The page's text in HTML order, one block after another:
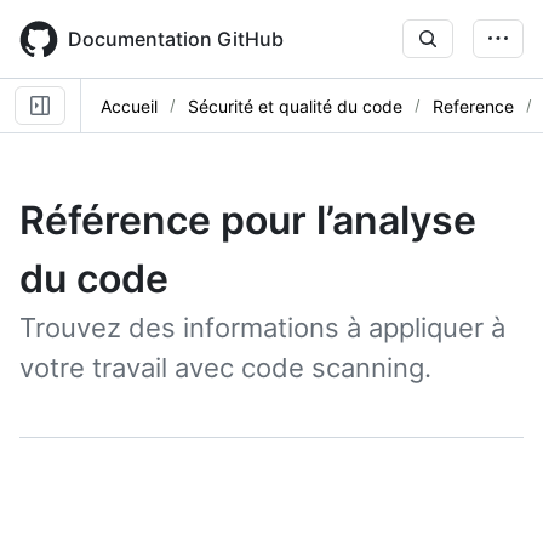
main
content
Documentation GitHub
Accueil Sécurité et qualité du code Reference
Référence pour l’analyse
du code
Trouvez des informations à appliquer à
votre travail avec code scanning.